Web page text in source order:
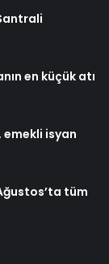
en küçük atı
emekli isyan
tüm